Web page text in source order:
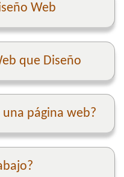
Web
que Diseño
página web?